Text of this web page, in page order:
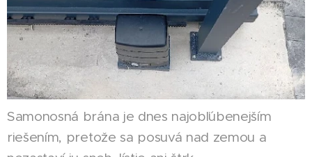
Samonosná brána je dnes najobľúbenejším
riešením, pretože sa posuvá nad zemou a